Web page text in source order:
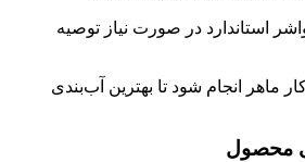
استاندارد در صورت نیاز توصیه
ماهر انجام شود تا بهترین آب‌بندی
محصول